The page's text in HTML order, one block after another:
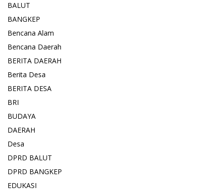
BALUT
BANGKEP
Bencana Alam
Bencana Daerah
BERITA DAERAH
Berita Desa
BERITA DESA
BRI
BUDAYA
DAERAH
Desa
DPRD BALUT
DPRD BANGKEP
EDUKASI